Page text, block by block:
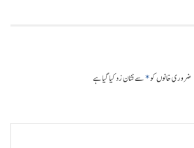
ضروری خانوں کو*سے نشان زد کیا گیا ہے